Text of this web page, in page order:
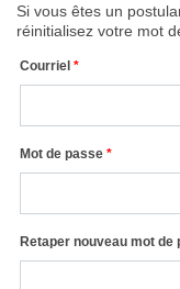
Si vous êtes un
réinitialisez votre mot
Courriel
Mot de passe
Retaper nouveau mot de